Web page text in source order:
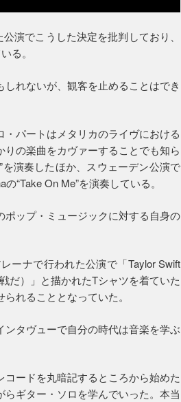
演でこうした決定を批判しており、
る。
しれないが、観客を止めることはでき
パートはメタリカのライヴにおける
の楽曲をカヴァーすることでも知ら
演奏したほか、スウェーデン公演で
“Take On Me”を演奏している。
ップ・ミュージックに対する自身の
ーナで行われた公演で「Taylor Swift
だ）」と描かれたTシャツを着ていた
れることとなっていた。
タヴューで自分の時代は音楽を学ぶ
ードを丸暗記するところから始めた
ギター・ソロを学んでいった。本当